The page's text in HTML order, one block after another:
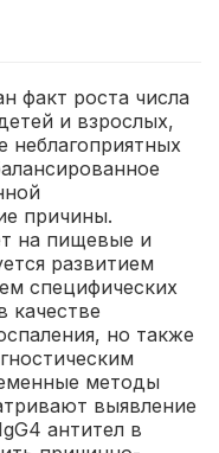
факт роста числа
и взрослых,
неблагоприятных
причины.
на пищевые и
развитием
специфических
качестве
но также
методы
выявление
антител в